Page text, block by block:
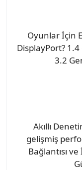
Oyunlar İçin
DisplayPort? 1.4
3.2
Akıllı
gelişmiş
Bağlantısı